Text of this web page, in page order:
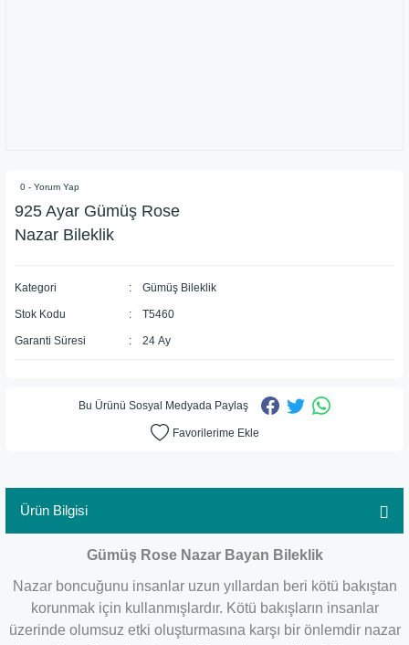
0 - Yorum Yap
925 Ayar Gümüş Rose
Nazar Bileklik
Kategori Gümüş Bileklik
Stok Kodu T5460
Garanti Süresi 24 Ay
Bu Ürünü Sosyal Medyada Paylaş
Ürün Bilgisi
Gümüş Rose Nazar Bayan Bileklik
Nazar boncuğunu insanlar uzun yıllardan beri kötü bakıştan
korunmak için kullanmışlardır. Kötü bakışların insanlar
üzerinde olumsuz etki oluşturmasına karşı bir önlemdir nazar